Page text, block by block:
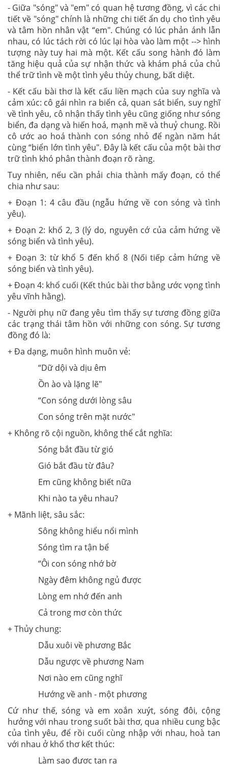
- Giữa "sóng" và "em" có quan hệ tương đồng, vì các chi
tiết về "sóng" chính là những chi tiết ẩn dụ cho tình yêu
và tâm hồn nhân vật “em". Chúng có lúc phản ánh lẫn
nhau, có lúc tách rời có lúc lại hòa vào làm một --> hình
tượng này tuy hai mà một. Kết cấu song hành đó làm
tăng hiệu quả của sự nhận thức và khám phá của chủ
thể trữ tình về một tình yêu thủy chung, bất diệt.
- Kết cấu bài thơ là kết cấu liền mạch của suy nghĩa và
cảm xúc: cô gái nhìn ra biển cả, quan sát biển, suy nghĩ
về tình yêu, cô nhận thấy tình yêu cũng giống như sóng
biển, đa dạng và hiến hoá, mạnh mẽ và thuỷ chung. Rồi
cô ước ao hoá thành con sóng nhỏ để ngàn năm hát
cùng “biển lớn tình yêu". Đây là kết cấu của một bài thơ
trữ tình khó phân thành đoạn rõ ràng.
Tuy nhiên, nếu cần phải chia thành mấy đoạn, có thể
chia như sau:
+ Đoạn 1: 4 câu đầu (ngẫu hứng về con sóng và tình
yêu).
+ Đoạn 2: khổ 2, 3 (lý do, nguyên cớ của cảm hứng về
sóng biển và tình yêu).
+ Đoạn 3: từ khổ 5 đến khổ 8 (Nối tiếp cảm hứng về
sóng biển và tình yêu).
+ Đoạn 4: khổ cuối (Kết thúc bài thơ bằng ước vọng tình
yêu vĩnh hằng).
- Người phụ nữ đang yêu tìm thấy sự tương đồng giữa
các trạng thái tâm hồn với những con sóng. Sự tương
đồng đó là:
+ Đa dạng, muôn hình muôn vẻ:
“Dữ dội và dịu êm
Ồn ào và lặng lẽ"
“Con sóng dưới lòng sâu
Con sóng trên mặt nước"
+ Không rõ cội nguồn, không thể cắt nghĩa:
Sóng bắt đầu từ gió
Gió bắt đầu từ đâu?
Em cũng không biết nữa
Khi nào ta yêu nhau?
+ Mãnh liệt, sâu sắc:
Sông không hiểu nổi mình
Sóng tìm ra tận bể
“Ôi con sóng nhớ bờ
Ngày đêm không ngủ được
Lòng em nhớ đến anh
Cả trong mơ còn thức
+ Thủy chung:
Dẫu xuôi về phương Bắc
Dẫu ngược về phương Nam
Nơi nào em cũng nghĩ
Hướng về anh - một phương
Cứ như thế, sóng và em xoắn xuýt, sóng đôi, cộng
hưởng với nhau trong suốt bài thơ, qua nhiều cung bậc
của tình yêu, để rồi cuối cùng nhập với nhau, hoà tan
với nhau ở khổ thơ kết thúc:
Làm sao được tan ra